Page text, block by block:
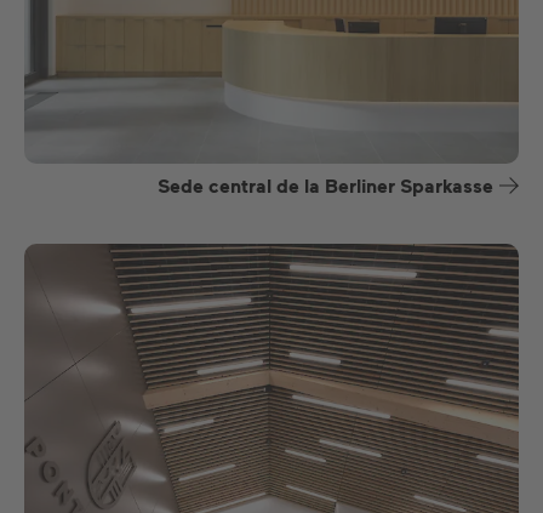
Sede central de la Berliner Sparkasse